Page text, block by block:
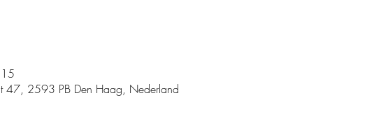
47, 2593 PB Den Haag, Nederland